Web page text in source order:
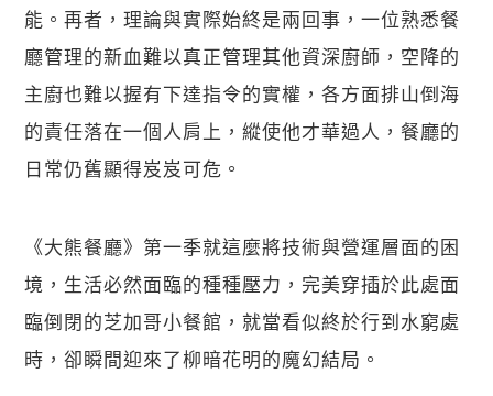
能。再者，理論與實際始終是兩回事，一位熟悉餐
廳管理的新血難以真正管理其他資深廚師，空降的
主廚也難以握有下達指令的實權，各方面排山倒海
的責任落在一個人肩上，縱使他才華過人，餐廳的
日常仍舊顯得岌岌可危。
《大熊餐廳》第一季就這麼將技術與營運層面的困
境，生活必然面臨的種種壓力，完美穿插於此處面
臨倒閉的芝加哥小餐館，就當看似終於行到水窮處
時，卻瞬間迎來了柳暗花明的魔幻結局。